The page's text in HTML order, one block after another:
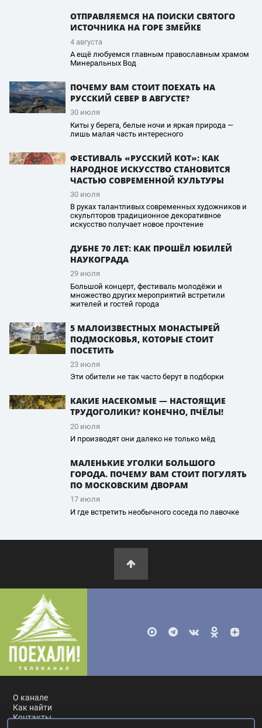
ОТПРАВЛЯЕМСЯ НА ПОИСКИ СВЯТОГО
ИСТОЧНИКА НА ГОРЕ ЗМЕЙКЕ
4 августа
А ещё любуемся главным православным храмом
Минеральных Вод
ПОЧЕМУ ВАМ СТОИТ ПОЕХАТЬ НА
РУССКИЙ СЕВЕР В АВГУСТЕ?
30 июля
Киты у берега, белые ночи и яркая природа —
лишь малая часть интересного
ФЕСТИВАЛЬ «РУССКИЙ КОТ»: КАК
НАРОДНОЕ ИСКУССТВО СТАНОВИТСЯ
ЧАСТЬЮ СОВРЕМЕННОЙ КУЛЬТУРЫ
30 июля
В руках талантливых современных художников и
скульпторов традиционное декоративное
искусство получает новое прочтение
ДУБНЕ 70 ЛЕТ: КАК ПРОШЁЛ ЮБИЛЕЙ
НАУКОГРАДА
29 июля
Большой концерт, фестиваль молодёжи и
множество других мероприятий встретили
жителей и гостей города
5 МАЛОИЗВЕСТНЫХ МОНАСТЫРЕЙ
ПОДМОСКОВЬЯ, КОТОРЫЕ СТОИТ
ПОСЕТИТЬ
23 июля
Эти обители не так часто берут в подборки
КАКИЕ НАСЕКОМЫЕ — НАСТОЯЩИЕ
ТРУДОГОЛИКИ? КОНЕЧНО, ПЧЁЛЫ!
20 июля
И производят они далеко не только мёд
МАЛЕНЬКИЕ УГОЛКИ БОЛЬШОГО
ГОРОДА. ПОЧЕМУ ВАМ СТОИТ ПОГУЛЯТЬ
ПО МОСКОВСКИМ ДВОРАМ
17 июля
И где встретить необычного соседа по лавочке
О канале
Как найти
Контакты